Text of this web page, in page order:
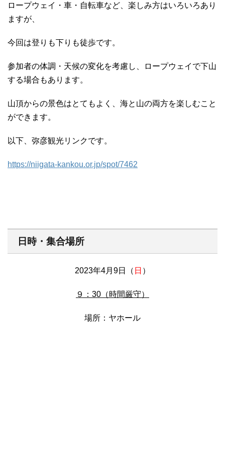
ロープウェイ・車・自転車など、楽しみ方はいろいろあり
ますが、
今回は登りも下りも徒歩です。
参加者の体調・天候の変化を考慮し、ロープウェイで下山
する場合もあります。
山頂からの景色はとてもよく、海と山の両方を楽しむこと
ができます。
以下、弥彦観光リンクです。
https://niigata-kankou.or.jp/spot/7462
日時・集合場所
2023年4月9日（ 日 ）
９：30（時間厳守）
場所：ヤホール